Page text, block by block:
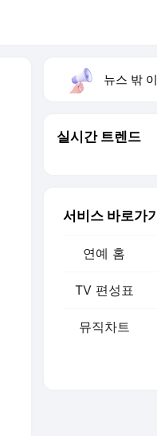
뉴스 밖 이
실시간 트렌드
서비스 바로가기
연예 홈
TV 편성표
뮤직차트